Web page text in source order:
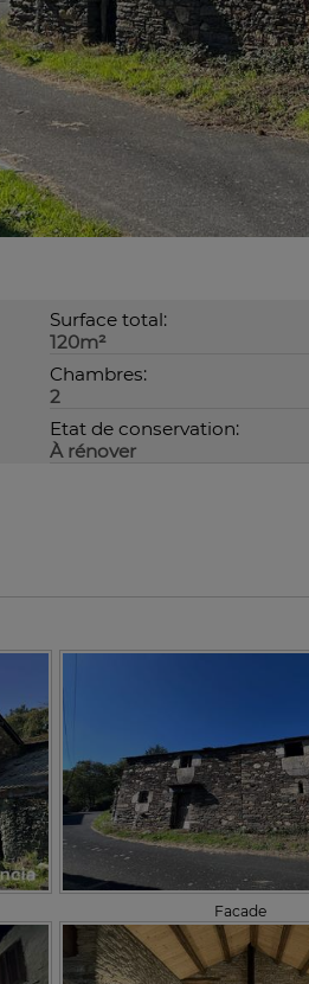
Surface total:
120m²
Chambres:
2
Etat de conservation:
À rénover
Facade